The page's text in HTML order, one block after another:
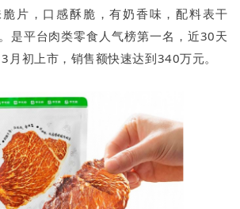
片，口感酥脆，有奶香味，配料表干
是平台肉类零食人气榜第一名，近30天
月初上市，销售额快速达到340万元。